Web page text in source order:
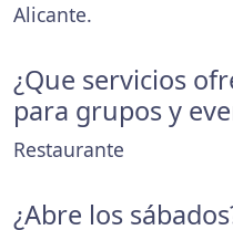
Alicante.
¿Que servicios
para grupos y
Restaurante
¿Abre los